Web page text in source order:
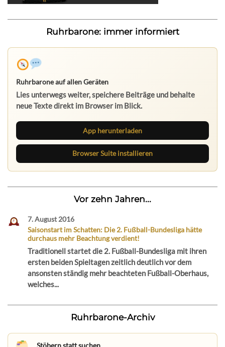
Ruhrbarone: immer informiert
Ruhrbarone auf allen Geräten
Lies unterwegs weiter, speichere Beiträge und behalte
neue Texte direkt im Browser im Blick.
App herunterladen
Browser Suite installieren
Vor zehn Jahren...
7. August 2016
Saisonstart im Schatten: Die 2. Fußball-Bundesliga hätte
durchaus mehr Beachtung verdient!
Traditionell startet die 2. Fußball-Bundesliga mit ihren
ersten beiden Spieltagen zeitlich deutlich vor dem
ansonsten ständig mehr beachteten Fußball-Oberhaus,
welches...
Ruhrbarone-Archiv
Stöbern statt suchen